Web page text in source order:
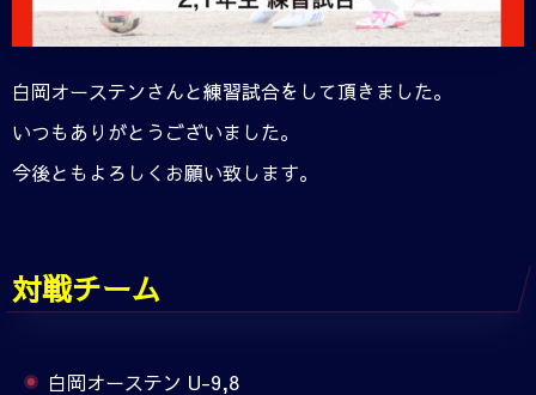
白岡オーステンさんと練習試合をして頂きました。
いつもありがとうございました。
今後ともよろしくお願い致します。
対戦チーム
白岡オーステン U-9,8